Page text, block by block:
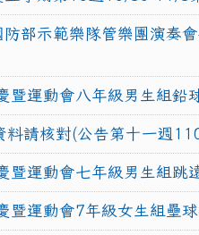
部示範樂隊管樂團演奏
暨運動會八年級男生組鉛
料請核對(公告第十一週
暨運動會七年級男生組跳
暨運動會7年級女生組壘